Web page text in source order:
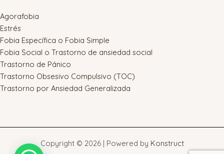
Agorafobia
Estrés
Fobia Específica o Fobia Simple
Fobia Social o Trastorno de ansiedad social
Trastorno de Pánico
Trastorno Obsesivo Compulsivo (TOC)
Trastorno por Ansiedad Generalizada
Copyright © 2026 | Powered by Konstruct